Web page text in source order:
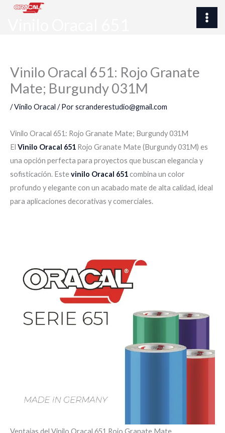
Vinilo Oracal 651: Rojo Granate
Mate; Burgundy 031M
/Vinilo Oracal / Porscranderestudio@gmail.com
Vinilo Oracal 651: Rojo Granate Mate; Burgundy 031M
El Vinilo Oracal 651 Rojo Granate Mate (Burgundy 031M) es
una opción perfecta para proyectos que buscan elegancia y
sofisticación. Estevinilo Oracal 651combina un color
profundo y elegante con un acabado mate de alta calidad, ideal
para aplicaciones decorativas y comerciales.